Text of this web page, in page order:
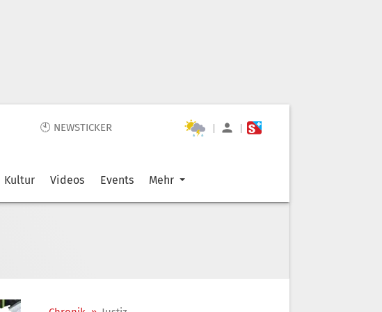
🕙 NEWSTICKER | |
Kultur Videos Events Mehr